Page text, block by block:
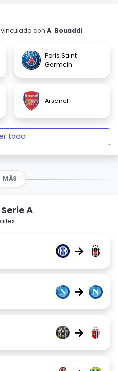
con A. Bouaddi.
Paris Saint
Germain
Arsenal
todo
MÁS
A
→
→
→